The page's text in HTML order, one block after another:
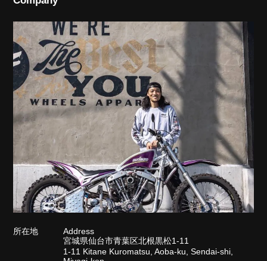
所在地
Address
宮城県仙台市青葉区北根黒松1-11
1-11 Kitane Kuromatsu, Aoba-ku, Sendai-shi,